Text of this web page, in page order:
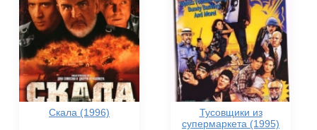
Скала (1996)
Тусовщики из
супермаркета (1995)